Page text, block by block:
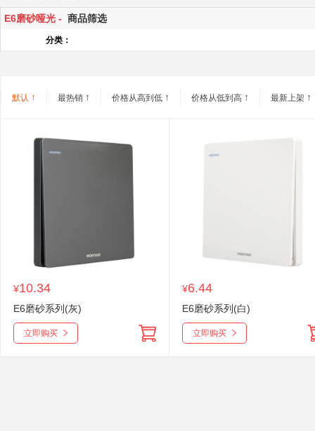
E6磨砂哑光 - 商品筛选
分类：
默认 ↑ 最热销 ↑ 价格从高到低 ↑ 价格从低到高 ↑ 最新上架 ↑
¥10.34
E6磨砂系列(灰)
立即购买
¥6.44
E6磨砂系列(白)
立即购买